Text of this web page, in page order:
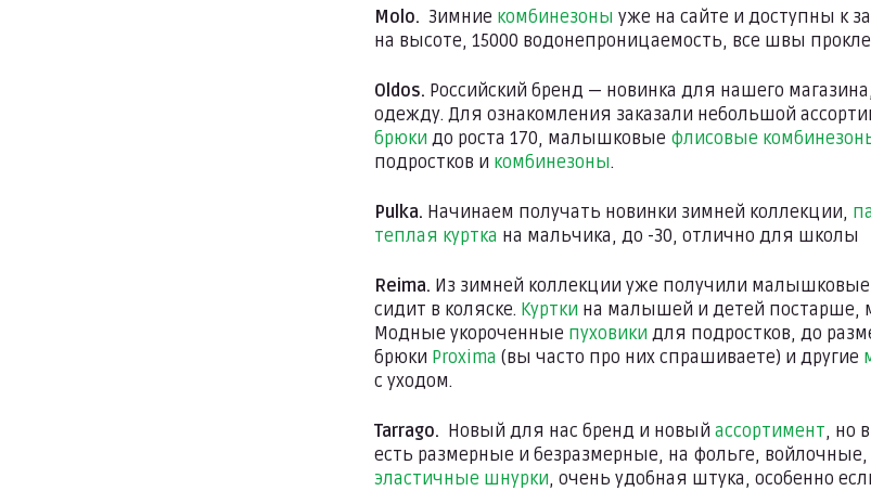
Molo. Зимние комбинезоны уже на сайте и доступны к
на высоте, 15000 водонепроницаемость, все швы
Oldos. Российский бренд — новинка для нашего
одежду. Для ознакомления заказали небольшой
брюки до роста 170, малышковые флисовые
подростков и комбинезоны.
Pulka. Начинаем получать новинки зимней коллекции,
теплая куртка на мальчика, до -30, отлично для школы
Reima. Из зимней коллекции уже получили малышковые
сидит в коляске. Куртки на малышей и детей постарше,
Модные укороченные пуховики для подростков, до
брюки Proxima (вы часто про них спрашиваете) и другие
с уходом.
Tarrago. Новый для нас бренд и новый ассортимент, но
есть размерные и безразмерные, на фольге,
эластичные шнурки, очень удобная штука, особенно